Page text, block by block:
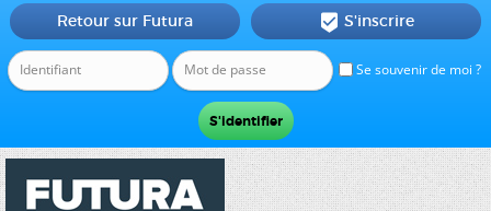
Se souvenir de moi ?
Retour sur Futura  S'inscrire